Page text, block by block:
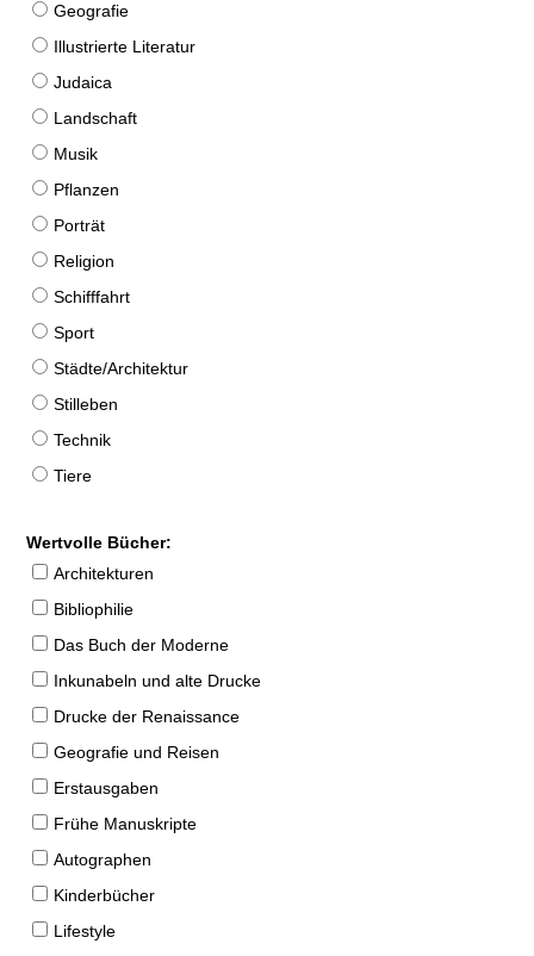
Geografie
Illustrierte Literatur
Judaica
Landschaft
Musik
Pflanzen
Porträt
Religion
Schifffahrt
Sport
Städte/Architektur
Stilleben
Technik
Tiere
Wertvolle Bücher:
Architekturen
Bibliophilie
Das Buch der Moderne
Inkunabeln und alte Drucke
Drucke der Renaissance
Geografie und Reisen
Erstausgaben
Frühe Manuskripte
Autographen
Kinderbücher
Lifestyle